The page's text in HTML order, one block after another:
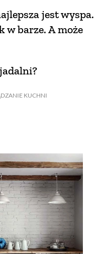
KUCHNI
jest wyspa.
w barze. A może